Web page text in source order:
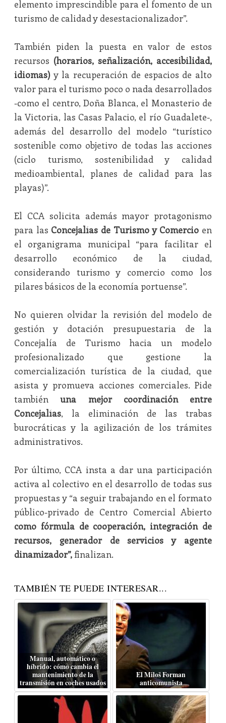
elemento imprescindible para el fomento de un
turismo de calidad y desestacionalizador”.
También piden la puesta en valor de estos
recursos (horarios, señalización, accesibilidad,
idiomas)y la recuperación de espacios de alto
valor para el turismo poco o nada desarrollados
-como el centro, Doña Blanca, el Monasterio de
la Victoria, las Casas Palacio, el río Guadalete-,
además del desarrollo del modelo “turístico
sostenible como objetivo de todas las acciones
(ciclo turismo, sostenibilidad y calidad
medioambiental, planes de calidad para las
playas)”.
El CCA solicita además mayor protagonismo
para las Concejalías de Turismo y Comercio en
el organigrama municipal “para facilitar el
desarrollo económico de la ciudad,
considerando turismo y comercio como los
pilares básicos de la economía portuense”.
No quieren olvidar la revisión del modelo de
gestión y dotación presupuestaria de la
Concejalía de Turismo hacia un modelo
profesionalizado que gestione la
comercialización turística de la ciudad, que
asista y promueva acciones comerciales. Pide
tambiénuna mejor coordinación entre
Concejalías, la eliminación de las trabas
burocráticas y la agilización de los trámites
administrativos.
Por último, CCA insta a dar una participación
activa al colectivo en el desarrollo de todas sus
propuestas y “a seguir trabajando en el formato
público-privado de Centro Comercial Abierto
como fórmula de cooperación, integración de
recursos, generador de servicios y agente
dinamizador”,finalizan.
TAMBIÉN TE PUEDE INTERESAR...
Manual, automático o
híbrido: cómo cambia el
mantenimiento de la
transmisión en coches usados
El Miloš Forman
anticomunista